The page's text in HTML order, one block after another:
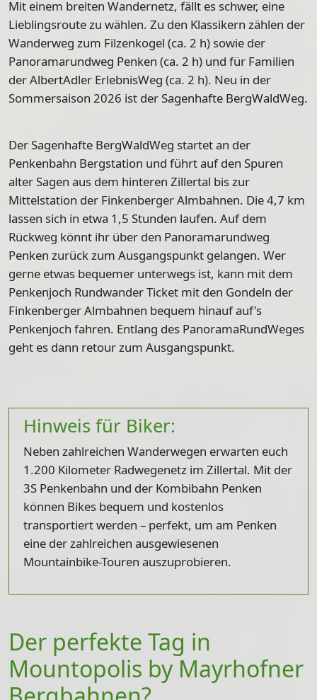
Mit einem breiten Wandernetz, fällt es schwer, eine
Lieblingsroute zu wählen. Zu den Klassikern zählen der
Wanderweg zum Filzenkogel (ca. 2 h) sowie der
Panoramarundweg Penken (ca. 2 h) und für Familien
derAlbertAdler ErlebnisWeg (ca. 2 h). Neu in der
Sommersaison 2026 ist derSagenhafte BergWaldWeg.
DerSagenhafte BergWaldWeg startet an der
Penkenbahn Bergstation und führt auf den Spuren
alter Sagen aus dem hinteren Zillertal bis zur
Mittelstation der Finkenberger Almbahnen. Die 4,7 km
lassen sich in etwa 1,5 Stunden laufen. Auf dem
Rückweg könnt ihr über den Panoramarundweg
Penken zurück zum Ausgangspunkt gelangen. Wer
gerne etwas bequemer unterwegs ist, kann mit dem
Penkenjoch Rundwander Ticket mit den Gondeln der
Finkenberger Almbahnen bequem hinauf auf's
Penkenjoch fahren. Entlang des PanoramaRundWeges
geht es dann retour zum Ausgangspunkt.
Hinweis für Biker:
Neben zahlreichen Wanderwegen erwarten euch
1.200 Kilometer Radwegenetz im Zillertal. Mit der
3S Penkenbahn und der Kombibahn Penken
können Bikes bequem und kostenlos
transportiert werden – perfekt, um am Penken
eine der zahlreichen ausgewiesenen
Mountainbike-Touren auszuprobieren.
Der perfekte Tag in
Mountopolis by Mayrhofner